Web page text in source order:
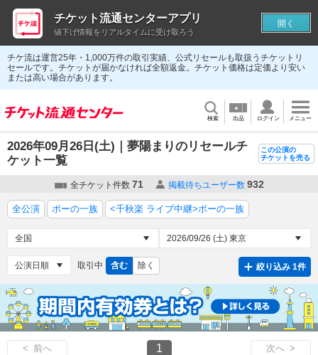
チケ流は運営25年・1,000万件の取引実績、公式リセールも取扱うチケットリ
セールです。チケットが届かなければ全額返金。チケット価格は定価より安い
または高い場合があります。
検索 出品 ログイン メニュー
2026年09月26日(土)｜夢陽まりのリセールチ
ケット一覧
この公演の
チケットを売る
全チケット件数 71 掲載待ちユーザー数 932
全公演 ポーの一族 <千秋楽 ライブ中継>ポーの一族
取引中 含む 除く 絞り込み 1件
< 前へ 1 次へ >
チケット流通センターアプリ
値下げ情報をリアルタイムに受け取ろう
開く